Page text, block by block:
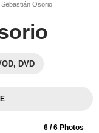
Sebastián Osorio
DVD
6 / 6 Photos